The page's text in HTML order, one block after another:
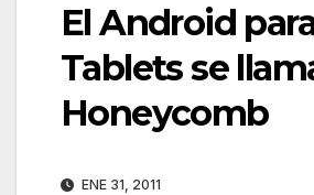
El Android
Tablets se
Honeycomb
ENE 31, 2011